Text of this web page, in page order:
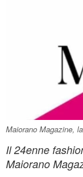
Maiorano Magazine,
Il 24enne
Maiorano